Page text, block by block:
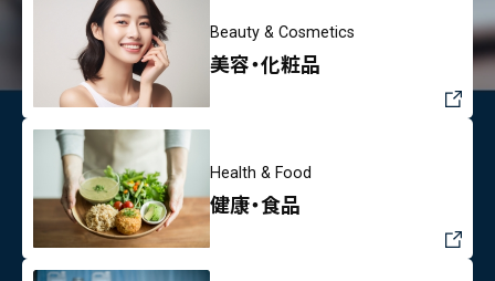
Beauty & Cosmetics
美容・化粧品
Health & Food
健康・食品